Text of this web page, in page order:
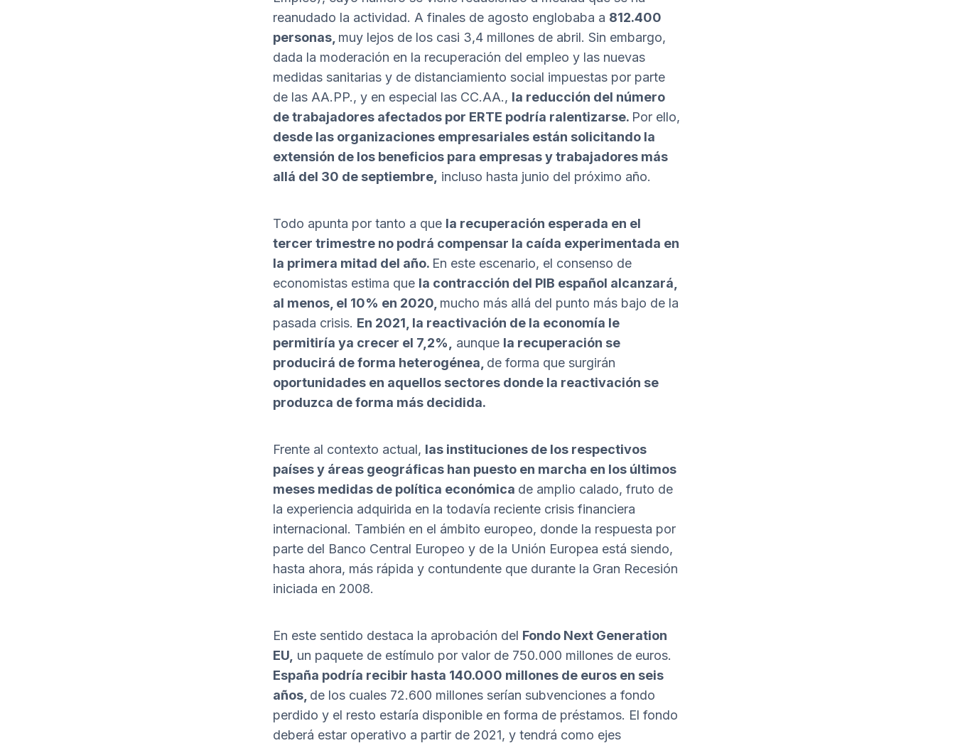
reanudado la actividad. A finales de agosto englobaba a 812.400
personas, muy lejos de los casi 3,4 millones de abril. Sin embargo,
dada la moderación en la recuperación del empleo y las nuevas
medidas sanitarias y de distanciamiento social impuestas por parte
de las AA.PP., y en especial las CC.AA., la reducción del número
de trabajadores afectados por ERTE podría ralentizarse. Por ello,
desde las organizaciones empresariales están solicitando la
extensión de los beneficios para empresas y trabajadores más
allá del 30 de septiembre, incluso hasta junio del próximo año.
Todo apunta por tanto a que la recuperación esperada en el
tercer trimestre no podrá compensar la caída experimentada en
la primera mitad del año. En este escenario, el consenso de
economistas estima que la contracción del PIB español alcanzará,
al menos, el 10% en 2020, mucho más allá del punto más bajo de la
pasada crisis. En 2021, la reactivación de la economía le
permitiría ya crecer el 7,2%, aunque la recuperación se
producirá de forma heterogénea, de forma que surgirán
oportunidades en aquellos sectores donde la reactivación se
produzca de forma más decidida.
Frente al contexto actual, las instituciones de los respectivos
países y áreas geográficas han puesto en marcha en los últimos
meses medidas de política económica de amplio calado, fruto de
la experiencia adquirida en la todavía reciente crisis financiera
internacional. También en el ámbito europeo, donde la respuesta por
parte del Banco Central Europeo y de la Unión Europea está siendo,
hasta ahora, más rápida y contundente que durante la Gran Recesión
iniciada en 2008.
En este sentido destaca la aprobación del Fondo Next Generation
EU, un paquete de estímulo por valor de 750.000 millones de euros.
España podría recibir hasta 140.000 millones de euros en seis
años, de los cuales 72.600 millones serían subvenciones a fondo
perdido y el resto estaría disponible en forma de préstamos. El fondo
deberá estar operativo a partir de 2021, y tendrá como ejes